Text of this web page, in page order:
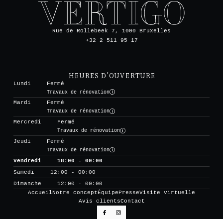
Rue de Rollebeek 7, 1000 Bruxelles
+32 2 511 95 17
HEURES D'OUVERTURE
Lundi
Fermé
Travaux de rénovation
Mardi
Fermé
Travaux de rénovation
Mercredi
Fermé
Travaux de rénovation
Jeudi
Fermé
Travaux de rénovation
Vendredi
18:00 - 00:00
Samedi
12:00 - 00:00
Dimanche
12:00 - 00:00
AccueilNotre conceptÉquipePresseVisite virtuelle
Avis clientsContact